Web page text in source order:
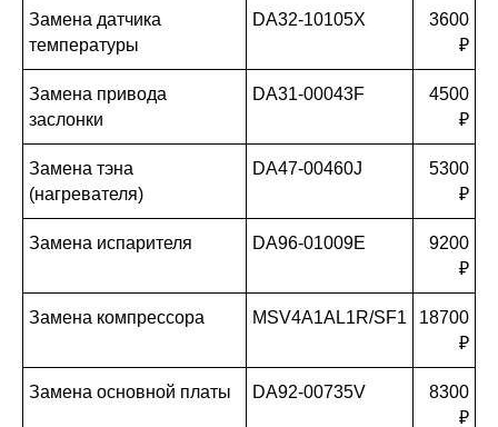
Замена датчика
температуры
DA32-10105X
3600
₽
Замена привода
заслонки
DA31-00043F
4500
₽
Замена тэна
(нагревателя)
DA47-00460J
5300
₽
Замена испарителя DA96-01009E
9200
₽
Замена компрессора MSV4A1AL1R/SF1
18700
₽
Замена основной платы DA92-00735V
8300
₽